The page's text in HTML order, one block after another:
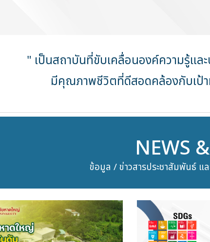
" เป็นสถาบันที่ขับเคลื่อนองค์ความรู้แล
มีคุณภาพชีวิตที่ดีสอดคล้องกับเป้
NEWS
ข้อมูล / ข่าวสารประชาสัมพันธ์ แ